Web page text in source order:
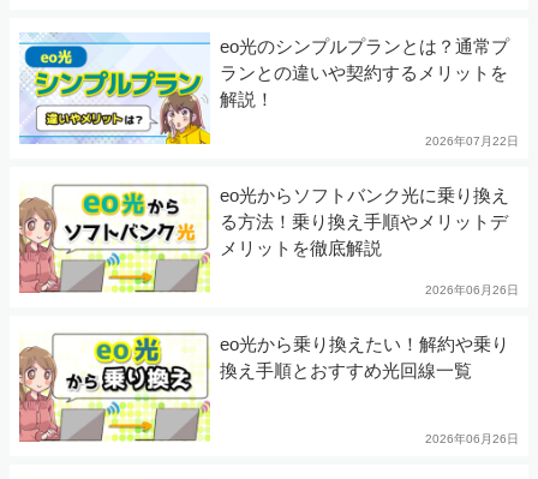
eo光のシンプルプランとは？通常プ
ランとの違いや契約するメリットを
解説！
2026年07月22日
eo光からソフトバンク光に乗り換え
る方法！乗り換え手順やメリットデ
メリットを徹底解説
2026年06月26日
eo光から乗り換えたい！解約や乗り
換え手順とおすすめ光回線一覧
2026年06月26日